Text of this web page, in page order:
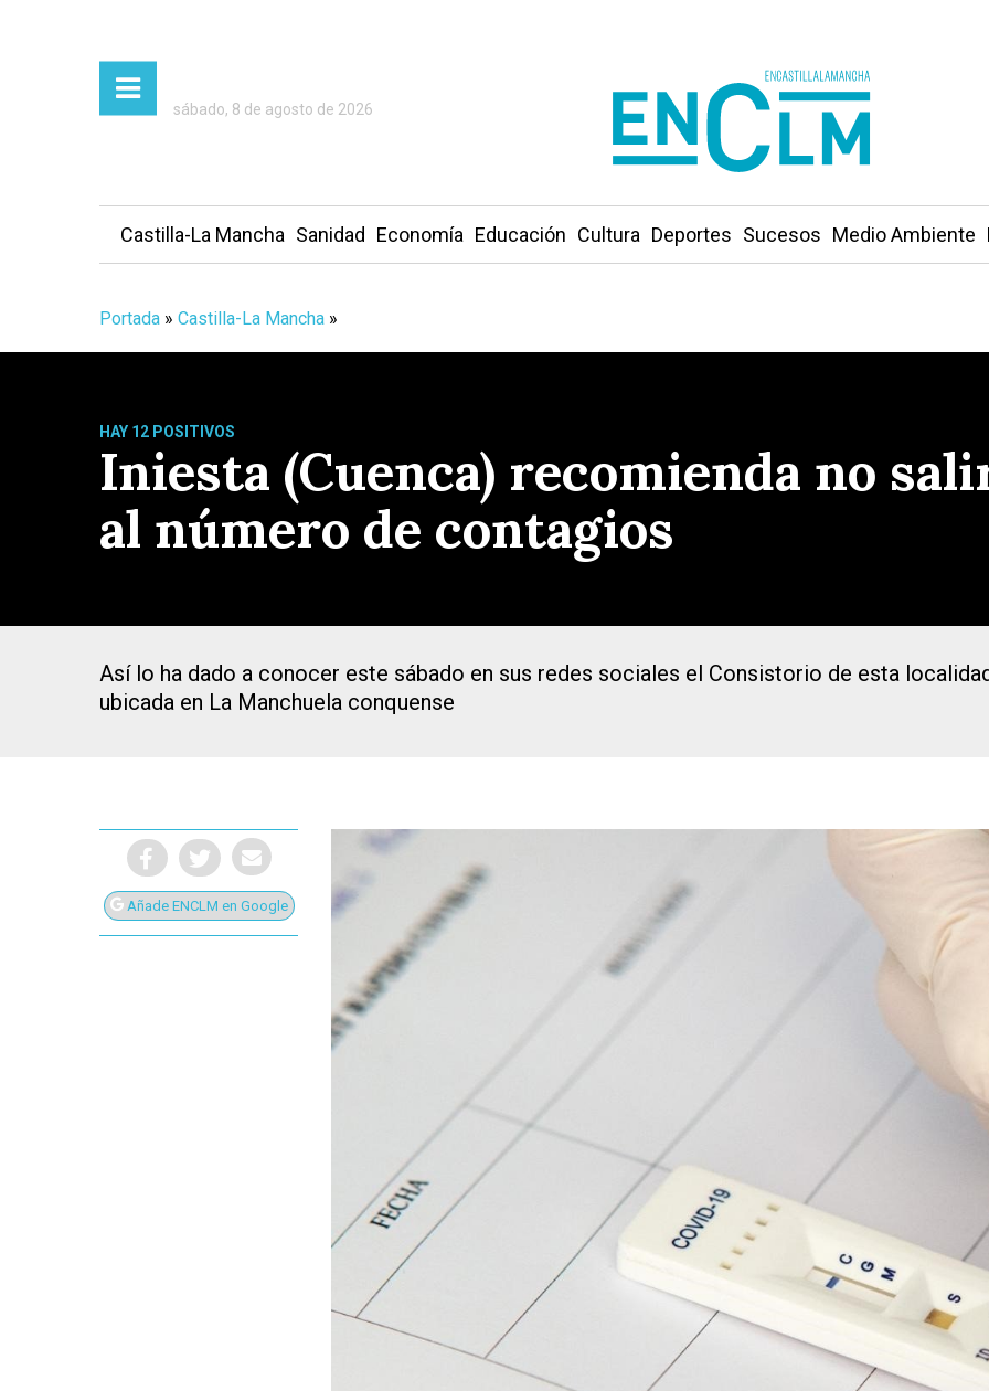
Presiona Intro para buscar o ESC para cerrar
sábado, 8 de agosto de 2026
Castilla-La Mancha Sanidad Economía Educación Cultura Deportes Sucesos Medio Ambiente
Portada » Castilla-La Mancha »
HAY 12 POSITIVOS
Iniesta (Cuenca) recomienda no
al número de contagios
Así lo ha dado a conocer este sábado en sus redes sociales el Consistorio de esta
ubicada en La Manchuela conquense
Añade ENCLM en Google